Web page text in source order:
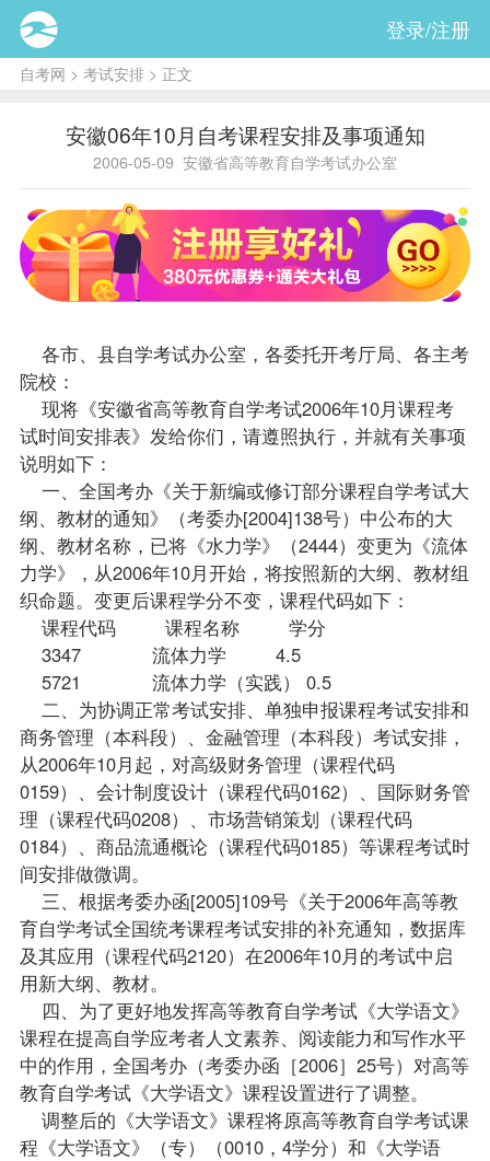
登录/注册
自考网 > 考试安排 > 正文
安徽06年10月自考课程安排及事项通知
2006-05-09 安徽省高等教育自学考试办公室
各市、县自学考试办公室，各委托开考厅局、各主考
院校：
现将《安徽省高等教育自学考试2006年10月课程考
试时间安排表》发给你们，请遵照执行，并就有关事项
说明如下：
一、全国考办《关于新编或修订部分课程自学考试大
纲、教材的通知》（考委办[2004]138号）中公布的大
纲、教材名称，已将《水力学》（2444）变更为《流体
力学》，从2006年10月开始，将按照新的大纲、教材组
织命题。变更后课程学分不变，课程代码如下：
课程代码 课程名称 学分
3347 流体力学 4.5
5721 流体力学（实践） 0.5
二、为协调正常考试安排、单独申报课程考试安排和
商务管理（本科段）、金融管理（本科段）考试安排，
从2006年10月起，对高级财务管理（课程代码
0159）、会计制度设计（课程代码0162）、国际财务管
理（课程代码0208）、市场营销策划（课程代码
0184）、商品流通概论（课程代码0185）等课程考试时
间安排做微调。
三、根据考委办函[2005]109号《关于2006年高等教
育自学考试全国统考课程考试安排的补充通知，数据库
及其应用（课程代码2120）在2006年10月的考试中启
用新大纲、教材。
四、为了更好地发挥高等教育自学考试《大学语文》
课程在提高自学应考者人文素养、阅读能力和写作水平
中的作用，全国考办（考委办函［2006］25号）对高等
教育自学考试《大学语文》课程设置进行了调整。
调整后的《大学语文》课程将原高等教育自学考试课
程《大学语文》（专）（0010，4学分）和《大学语